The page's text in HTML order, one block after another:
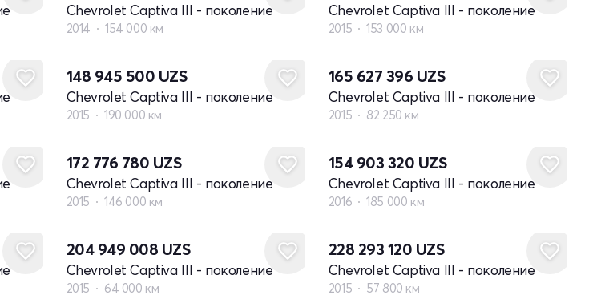
Chevrolet Captiva III - поколение
2014 154 000 км
Chevrolet Captiva III - поколение
2015 153 000 км
148 945 500 UZS
Chevrolet Captiva III - поколение
2015 190 000 км
165 627 396 UZS
Chevrolet Captiva III - поколение
2015 82 250 км
172 776 780 UZS
Chevrolet Captiva III - поколение
2015 146 000 км
154 903 320 UZS
Chevrolet Captiva III - поколение
2016 185 000 км
204 949 008 UZS
Chevrolet Captiva III - поколение
2015 64 000 км
228 293 120 UZS
Chevrolet Captiva III - поколение
2015 57 800 км